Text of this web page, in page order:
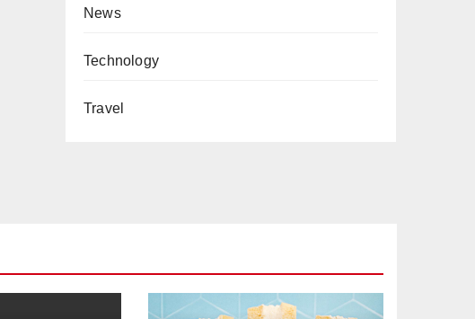
News
Technology
Travel